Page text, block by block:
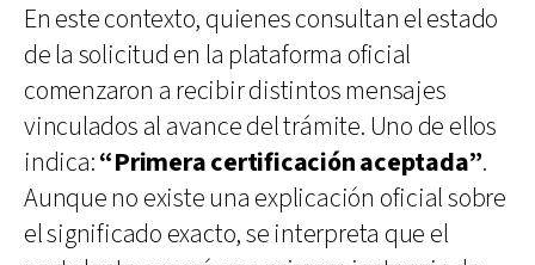
En este contexto, quienes consultan el estado
de la solicitud en la plataforma oficial
comenzaron a recibir distintos mensajes
vinculados al avance del trámite. Uno de ellos
indica:“Primera certificación aceptada”.
Aunque no existe una explicación oficial sobre
el significado exacto, se interpreta que el